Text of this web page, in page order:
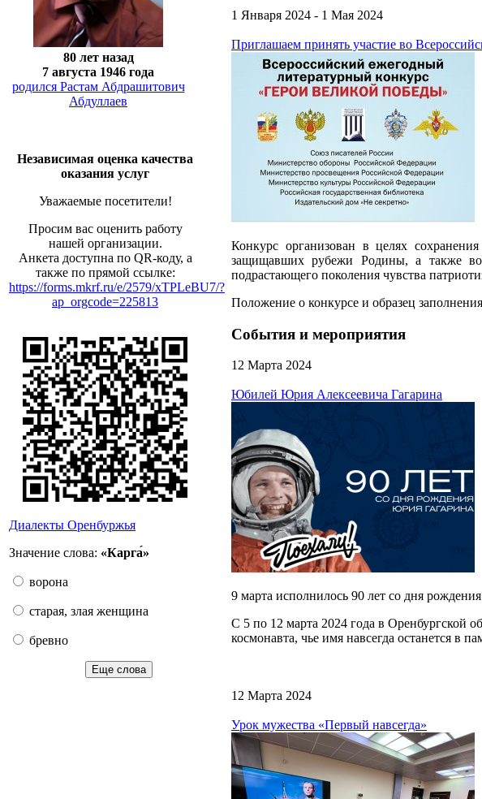
80 лет назад
7 августа 1946 года
родился Растам Абдрашитович
Абдуллаев
Независимая оценка качества
оказания услуг
Уважаемые посетители!
Просим вас оценить работу
нашей организации.
Анкета доступна по QR-коду, а
также по прямой ссылке:
https://forms.mkrf.ru/e/2579/xTPLeBU7/?
ap_orgcode=225813
Диалекты Оренбуржья
Значение слова: «Карга́»
ворона
старая, злая женщина
бревно
Еще слова
1 Января 2024 - 1 Мая 2024
Приглашаем принять участие во
Конкурс организован в целях
защищавших рубежи Родины, а также
подрастающего поколения чувства
Положение о конкурсе и образец
События и мероприятия
12 Марта 2024
Юбилей Юрия Алексеевича Гагарина
9 марта исполнилось 90 лет со дня
С 5 по 12 марта 2024 года в Оренбургской
космонавта, чье имя навсегда останется в
12 Марта 2024
Урок мужества «Первый навсегда»